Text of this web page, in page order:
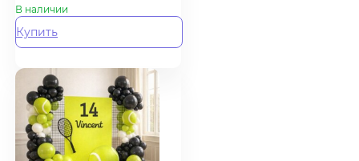
В наличии
Купить